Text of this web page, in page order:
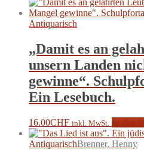
Antiquarisch
„Damit es an
unsern Landen
gewinne“.
Ein Lesebuch.
16.00CHF inkl. MwSt.
AntiquarischBrenner, Henny